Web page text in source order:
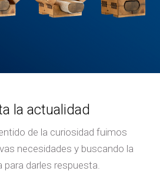
la actualidad
de la curiosidad fuimos
necesidades y buscando la
para darles respuesta.